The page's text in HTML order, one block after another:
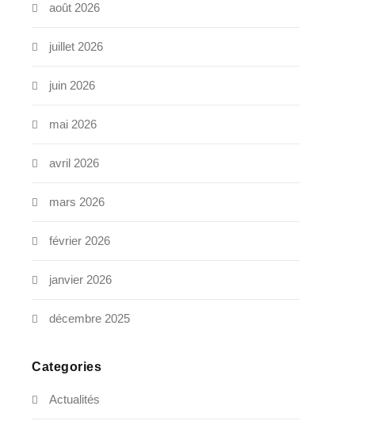
août 2026
juillet 2026
juin 2026
mai 2026
avril 2026
mars 2026
février 2026
janvier 2026
décembre 2025
Categories
Actualités